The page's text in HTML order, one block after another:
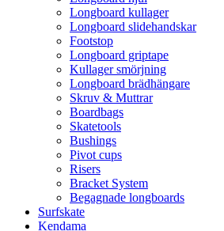
Longboard kullager
Longboard slidehandskar
Footstop
Longboard griptape
Kullager smörjning
Longboard brädhängare
Skruv & Muttrar
Boardbags
Skatetools
Bushings
Pivot cups
Risers
Bracket System
Begagnade longboards
Surfskate
Kendama